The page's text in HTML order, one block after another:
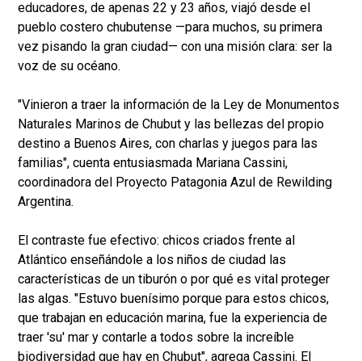
educadores, de apenas 22 y 23 años, viajó desde el
pueblo costero chubutense —para muchos, su primera
vez pisando la gran ciudad— con una misión clara: ser la
voz de su océano.
"Vinieron a traer la información de la Ley de Monumentos
Naturales Marinos de Chubut y las bellezas del propio
destino a Buenos Aires, con charlas y juegos para las
familias", cuenta entusiasmada Mariana Cassini,
coordinadora del Proyecto Patagonia Azul de Rewilding
Argentina.
El contraste fue efectivo: chicos criados frente al
Atlántico enseñándole a los niños de ciudad las
características de un tiburón o por qué es vital proteger
las algas. "Estuvo buenísimo porque para estos chicos,
que trabajan en educación marina, fue la experiencia de
traer 'su' mar y contarle a todos sobre la increíble
biodiversidad que hay en Chubut", agrega Cassini. El